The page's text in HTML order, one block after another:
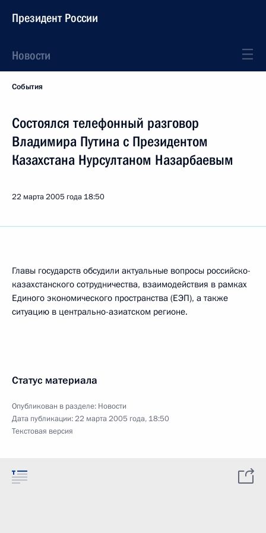
Президент России
Новости
События
Состоялся телефонный разговор
Владимира Путина с Президентом
Казахстана Нурсултаном Назарбаевым
22 марта 2005 года 18:50
Главы государств обсудили актуальные вопросы российско-
казахстанского сотрудничества, взаимодействия в рамках
Единого экономического пространства (ЕЭП), а также
ситуацию в центрально-азиатском регионе.
Статус материала
Опубликован в разделе: Новости
Дата публикации:22 марта 2005 года, 18:50
Текстовая версия